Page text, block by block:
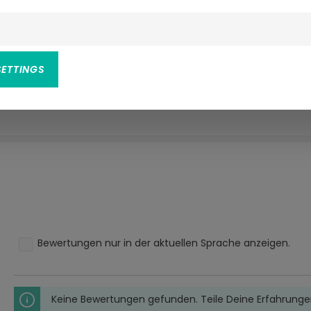
10% Polyurethan; Futter: 100% Polyester
Bewertungen nur in der aktuellen Sprache anzeigen.
Keine Bewertungen gefunden. Teile Deine